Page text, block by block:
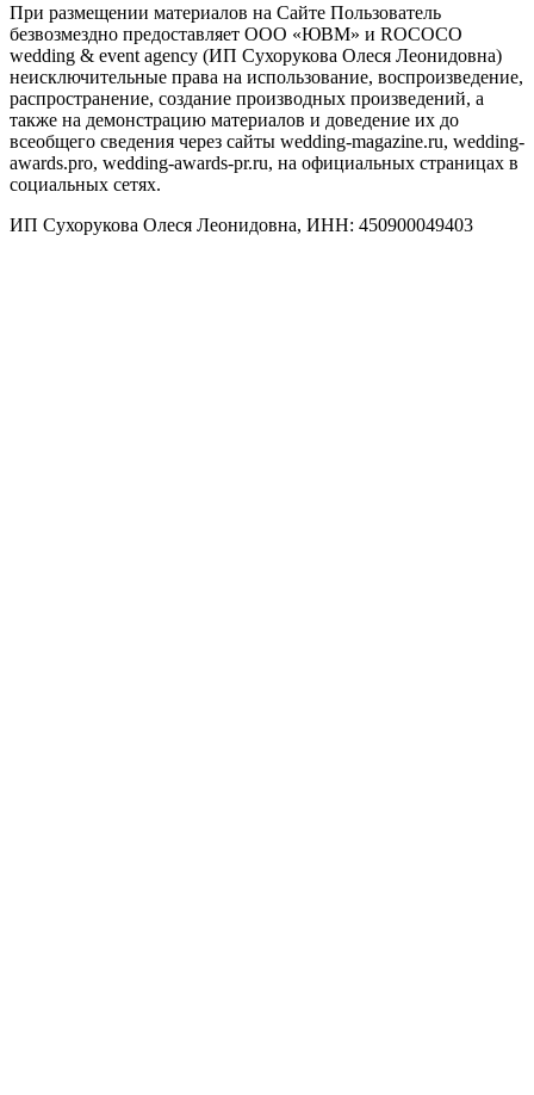
При размещении материалов на Сайте Пользователь
безвозмездно предоставляет ООО «ЮВМ» и ROCOCO
wedding & event agency (ИП Сухорукова Олеся Леонидовна)
неисключительные права на использование, воспроизведение,
распространение, создание производных произведений, а
также на демонстрацию материалов и доведение их до
всеобщего сведения через сайты wedding-magazine.ru, wedding-
awards.pro, wedding-awards-pr.ru, на официальных страницах в
социальных сетях.
ИП Сухорукова Олеся Леонидовна, ИНН: 450900049403